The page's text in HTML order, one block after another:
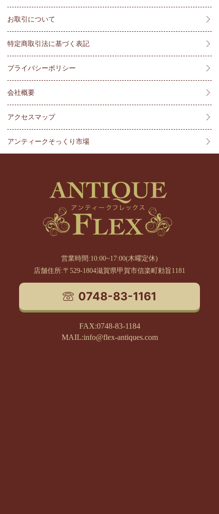
お取引について
特定商取引法に基づく表記
プライバシーポリシー
会社概要
アクセスマップ
アンティークそっくり市場
営業時間:10:00~17:00(木曜定休)
店舗住所:〒529-1804滋賀県甲賀市信楽町勅旨1181
0748-83-1161
FAX:0748-83-1184
MAIL:info@flex-antiques.com